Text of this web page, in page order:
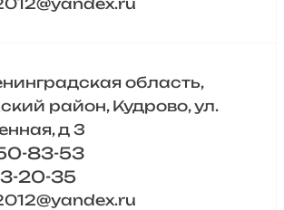
область,
район, Кудрово, ул.
д 3
83-53
20-35